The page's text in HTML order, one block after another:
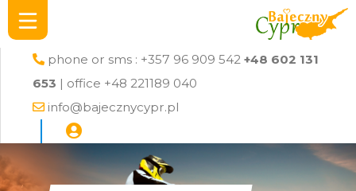
phone or sms : +357 96 909 542 +48 602 131
653 | office +48 221189 040
info@bajecznycypr.pl